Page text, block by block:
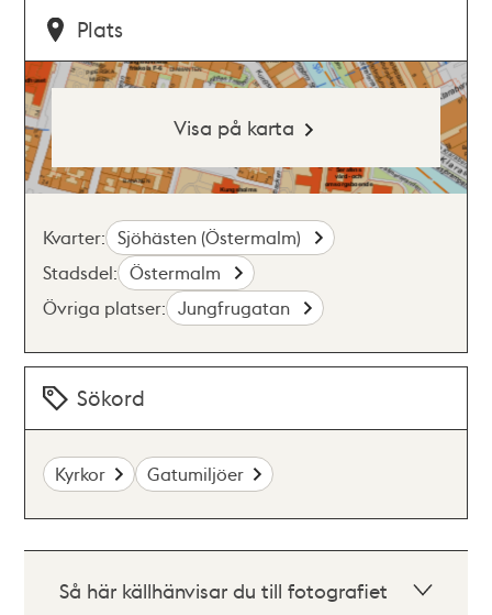
Plats
Visa på karta
Kvarter: Sjöhästen (Östermalm)
Stadsdel: Östermalm
Övriga platser: Jungfrugatan
Sökord
Kyrkor Gatumiljöer
Så här källhänvisar du till fotografiet